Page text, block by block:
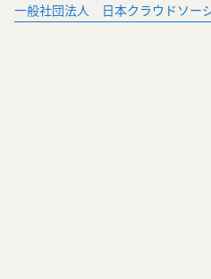
一般社団法人 日本クラウドソー